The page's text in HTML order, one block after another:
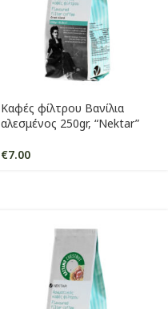
Καφές φίλτρου Βανίλια
αλεσμένος 250gr, “Nektar”
€7.00